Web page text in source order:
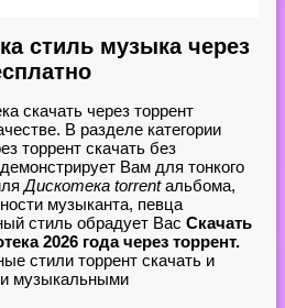
стиль музыка через
скачать через торрент
В разделе категории
торрент скачать без
Вам для тонкого
Дискотека torrentальбома,
музыканта, певца
стиль обрадует Вас Скачать
2026 года через торрент.
стили торрент скачать и
музыкальными